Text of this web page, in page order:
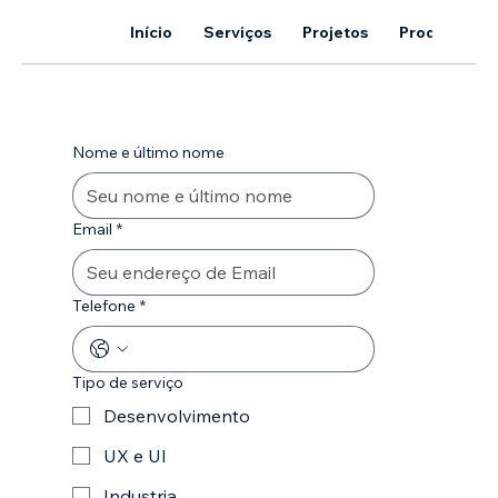
Início Serviços Projetos Produtos
Entre em contato
Nome e último nome
Email *
Telefone *
Tipo de serviço
Desenvolvimento
UX e UI